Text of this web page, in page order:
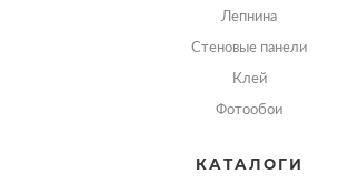
Лепнина
Стеновые панели
Клей
Фотообои
КАТАЛОГИ